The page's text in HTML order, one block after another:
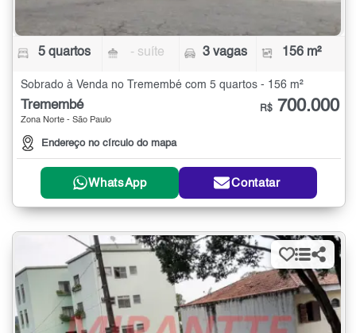
5 quartos - suíte 3 vagas 156 m²
Sobrado à Venda no Tremembé com 5 quartos - 156 m²
Tremembé
Zona Norte - São Paulo
Endereço no círculo do mapa
R$ 700.000
WhatsApp Contatar